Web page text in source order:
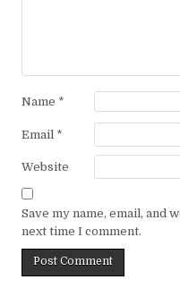
Name *
Email *
Website
Save my name, email, and
next time I comment.